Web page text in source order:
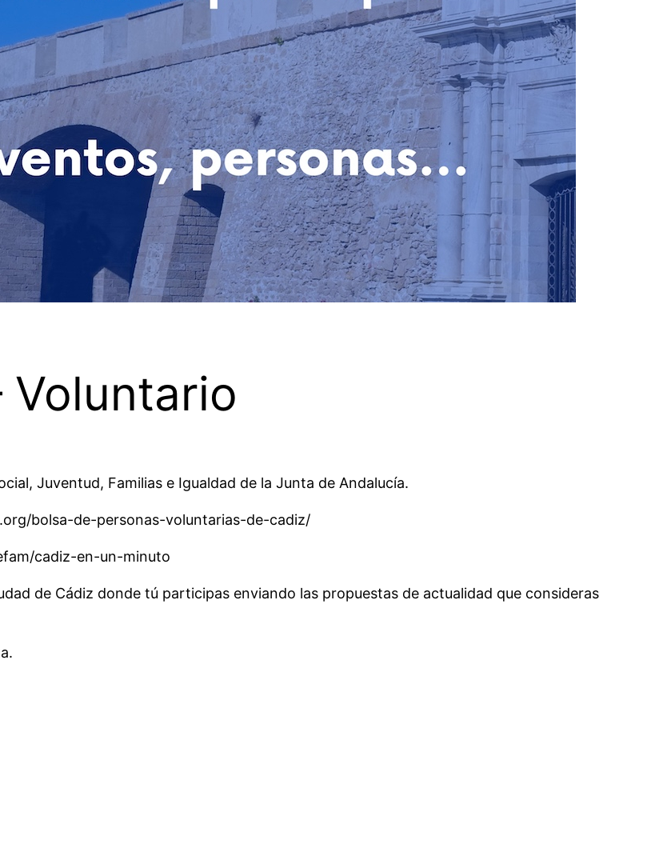
Voluntario
Juventud, Familias e Igualdad de la Junta de Andalucía.
bolsa-de-personas-voluntarias-de-cadiz/
cadiz-en-un-minuto
de Cádiz donde tú participas enviando las propuestas de actualidad que consideras